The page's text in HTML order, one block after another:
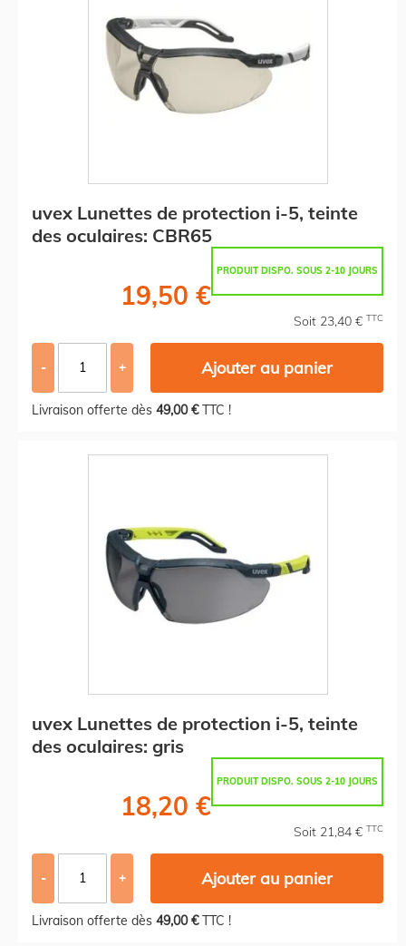
uvex Lunettes de protection i-5, teinte
des oculaires: CBR65
PRODUIT DISPO. SOUS 2-10 JOURS
19,50 €
Soit 23,40 € TTC
- + Ajouter au panier
Livraison offerte dès 49,00 €TTC !
uvex Lunettes de protection i-5, teinte
des oculaires: gris
PRODUIT DISPO. SOUS 2-10 JOURS
18,20 €
Soit 21,84 € TTC
- + Ajouter au panier
Livraison offerte dès 49,00 €TTC !